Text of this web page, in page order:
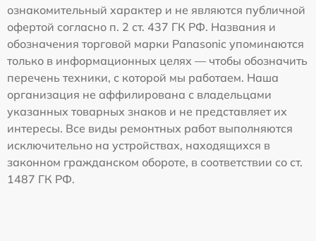
ознакомительный характер и не являются публичной
офертой согласно п. 2 ст. 437 ГК РФ. Названия и
обозначения торговой марки Panasonic упоминаются
только в информационных целях — чтобы обозначить
перечень техники, с которой мы работаем. Наша
организация не аффилирована с владельцами
указанных товарных знаков и не представляет их
интересы. Все виды ремонтных работ выполняются
исключительно на устройствах, находящихся в
законном гражданском обороте, в соответствии со ст.
1487 ГК РФ.